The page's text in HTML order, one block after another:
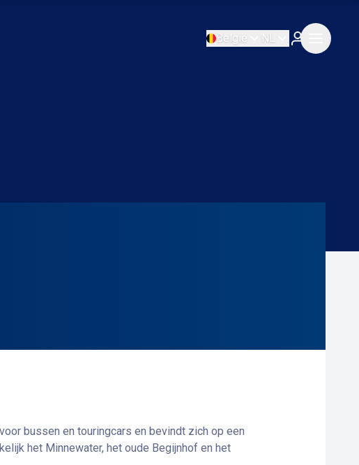
België NL
bussen en touringcars en bevindt zich op een
het Minnewater, het oude Begijnhof en het